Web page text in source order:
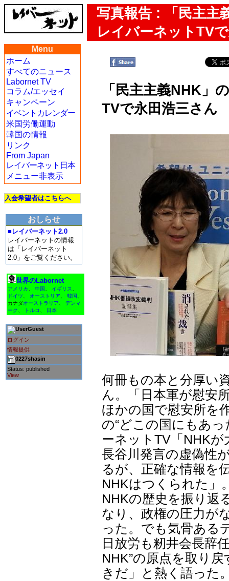
写真報告 : 「民主主
レイバーネットTV
Menu
ホーム
すべてのニュース
Labornet TV
コラム/エッセイ
キャンペーン
イベントカレンダー
米国労働運動
韓国の情報
リンク
From Japan
レイバーネット日本
メニュー非表示
入会希望者はこちらへ
おしらせ
■レイバーネット2.0
レイバーネットの情報
は「レイバーネット
2.0」をご覧ください。
世界のLabornet
アメリカ 中国 イギリス
ドイツ
オーストリア 韓国
カナダオーストラリア
デンマ
ーク
トルコ 日本
Guest
ログイン
情報提供
0227shasin
Status: published
View
「民主主義NHK」
TVで永田浩三さん
何冊もの本と分厚い
ん。「日本軍が慰安
ほかの国で慰安所を
の“どこの国にもあ
ーネットTV「NHK
長谷川発言の虚偽性
るが、正確な情報を
NHKはつくられた」
NHKの歴史を振り返
なり、政権の圧力が
った。でも気骨ある
日放労も籾井会長辞
NHK”の原点を取り
きだ」と熱く語った